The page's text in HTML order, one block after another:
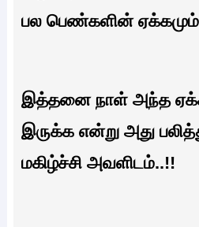
பல பெண்களின் ஏக்கமும்
இத்தனை நாள் அந்த
இருக்க என்று அது
மகிழ்ச்சி அவளிடம்..!!